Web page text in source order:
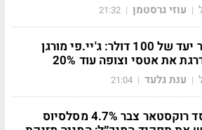
| עוזי גרסטמן |
21:32
מחיר יעד של 100 דולר: ג'יי.פי מורגן
את אטסי וצופה עוד 20%
| ענת גלעד |
21:04
מייסד רוקסטאר צבר 4.7% מסלסיוס